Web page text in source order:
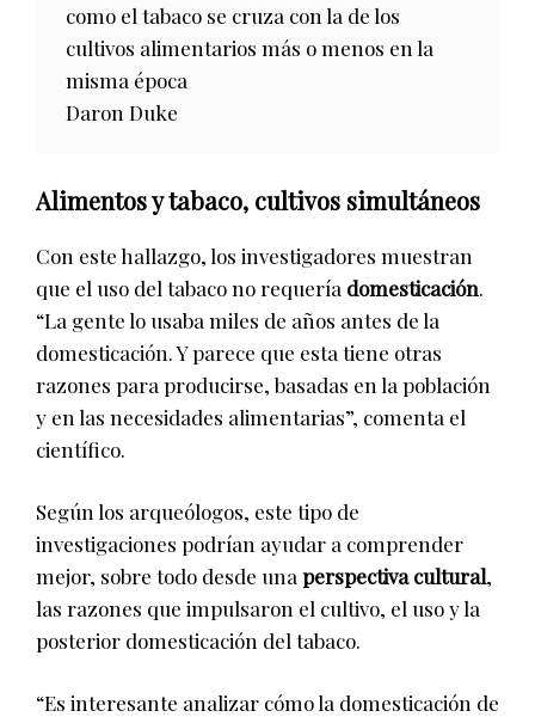
como el tabaco se cruza con la de los
cultivos alimentarios más o menos en la
misma época
Daron Duke
Alimentos y tabaco, cultivos simultáneos
Con este hallazgo, los investigadores muestran
que el uso del tabaco no requería domesticación.
“La gente lo usaba miles de años antes de la
domesticación. Y parece que esta tiene otras
razones para producirse, basadas en la población
y en las necesidades alimentarias”, comenta el
científico.
Según los arqueólogos, este tipo de
investigaciones podrían ayudar a comprender
mejor, sobre todo desde una perspectiva cultural,
las razones que impulsaron el cultivo, el uso y la
posterior domesticación del tabaco.
“Es interesante analizar cómo la domesticación de